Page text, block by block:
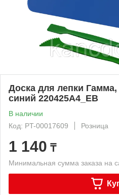
Доска для лепки Гамма,
синий 220425A4_EB
В наличии
Код: PT-00017609
Розница
1 140 ₸
Минимальная сумма заказа на